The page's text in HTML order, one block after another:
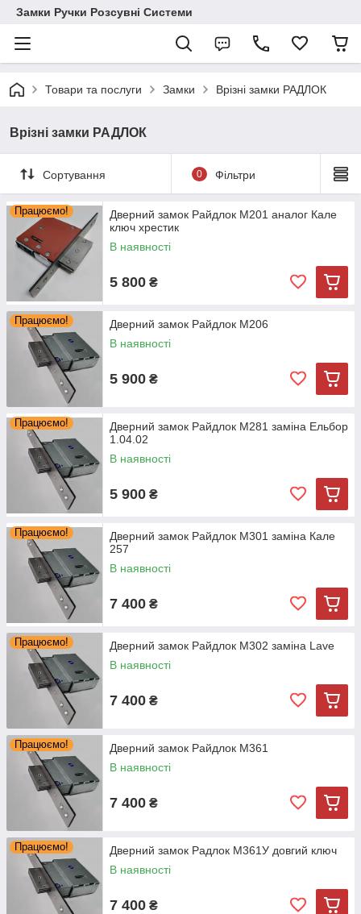
Замки Ручки Розсувні Системи
Товари та послуги Замки Врізні замки РАДЛОК
Врізні замки РАДЛОК
Сортування 0 Фільтри
Працюємо!
Дверний замок Райдлок М201 аналог Кале
ключ хрестик
В наявності
5 800 ₴
Працюємо!
Дверний замок Райдлок М206
В наявності
5 900 ₴
Працюємо!
Дверний замок Райдлок М281 заміна Ельбор
1.04.02
В наявності
5 900 ₴
Працюємо!
Дверний замок Райдлок М301 заміна Кале
257
В наявності
7 400 ₴
Працюємо!
Дверний замок Райдлок М302 заміна Lave
В наявності
7 400 ₴
Працюємо!
Дверний замок Райдлок М361
В наявності
7 400 ₴
Працюємо!
Дверний замок Радлок М361У довгий ключ
В наявності
7 400 ₴